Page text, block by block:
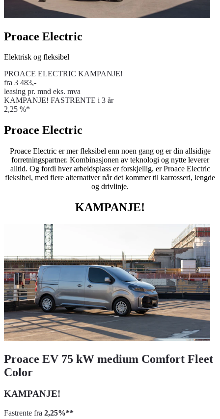
Proace Electric
Elektrisk og fleksibel
PROACE ELECTRIC KAMPANJE!
fra 3 483,-
leasing pr. mnd eks. mva
KAMPANJE! FASTRENTE i 3 år
2,25 %*
Proace Electric
Proace Electric er mer fleksibel enn noen gang og er din allsidige
forretningspartner. Kombinasjonen av teknologi og nytte leverer
alltid. Og fordi hver arbeidsplass er forskjellig, er Proace Electric
fleksibel, med flere alternativer når det kommer til karrosseri, lengde
og drivlinje.
KAMPANJE!
Proace EV 75 kW medium Comfort Fleet
Color
KAMPANJE!
Fastrente fra 2,25%**